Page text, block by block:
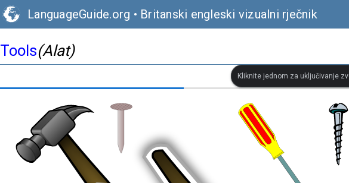
LanguageGuide.org • Britanski engleski vizualni rječnik
Tools(Alat)
Kliknite jednom za uključivanje